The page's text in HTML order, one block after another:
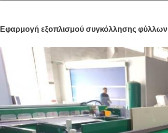
Εφαρμογή εξοπλισμού συγκόλλησης φύλλων